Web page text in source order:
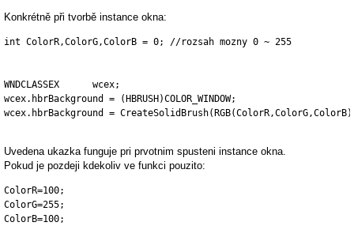
Konkrétně při tvorbě instance okna:
int ColorR,ColorG,ColorB = 0; //rozsah mozny 0 ~ 255
WNDCLASSEX	wcex;
wcex.hbrBackground = (HBRUSH)COLOR_WINDOW;
wcex.hbrBackground =
Uvedena ukazka funguje pri prvotnim spusteni instance okna.
Pokud je pozdeji kdekoliv ve funkci pouzito:
ColorR=100;
ColorG=255;
ColorB=100;